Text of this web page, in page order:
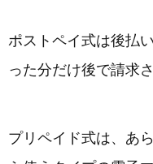
ポストペイ式は後払
った分だけ後で請求
プリペイド式は、あ